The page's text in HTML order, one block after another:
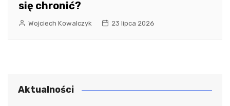
się chronić?
Wojciech Kowalczyk 23 lipca 2026
Aktualności